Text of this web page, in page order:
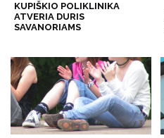
KUPIŠKIO POLIKLINIKA
ATVERIA DURIS
SAVANORIAMS